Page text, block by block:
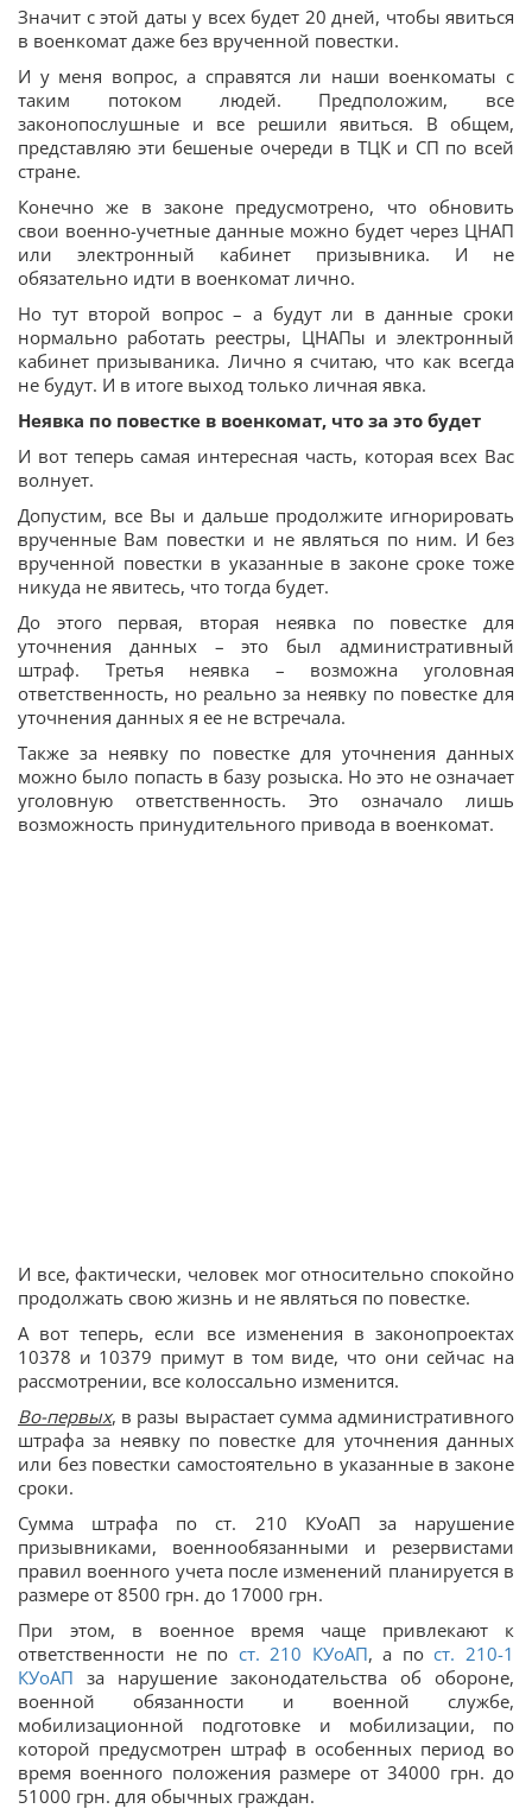
Значит с этой даты у всех будет 20 дней, чтобы явиться
в военкомат даже без врученной повестки.
И у меня вопрос, а справятся ли наши военкоматы с
таким потоком людей. Предположим, все
законопослушные и все решили явиться. В общем,
представляю эти бешеные очереди в ТЦК и СП по всей
стране.
Конечно же в законе предусмотрено, что обновить
свои военно-учетные данные можно будет через ЦНАП
или электронный кабинет призывника. И не
обязательно идти в военкомат лично.
Но тут второй вопрос – а будут ли в данные сроки
нормально работать реестры, ЦНАПы и электронный
кабинет призываника. Лично я считаю, что как всегда
не будут. И в итоге выход только личная явка.
Неявка по повестке в военкомат, что за это будет
И вот теперь самая интересная часть, которая всех Вас
волнует.
Допустим, все Вы и дальше продолжите игнорировать
врученные Вам повестки и не являться по ним. И без
врученной повестки в указанные в законе сроке тоже
никуда не явитесь, что тогда будет.
До этого первая, вторая неявка по повестке для
уточнения данных – это был административный
штраф. Третья неявка – возможна уголовная
ответственность, но реально за неявку по повестке для
уточнения данных я ее не встречала.
Также за неявку по повестке для уточнения данных
можно было попасть в базу розыска. Но это не означает
уголовную ответственность. Это означало лишь
возможность принудительного привода в военкомат.
И все, фактически, человек мог относительно спокойно
продолжать свою жизнь и не являться по повестке.
А вот теперь, если все изменения в законопроектах
10378 и 10379 примут в том виде, что они сейчас на
рассмотрении, все колоссально изменится.
Во-первых, в разы вырастает сумма административного
штрафа за неявку по повестке для уточнения данных
или без повестки самостоятельно в указанные в законе
сроки.
Сумма штрафа по ст. 210 КУоАП за нарушение
призывниками, военнообязанными и резервистами
правил военного учета после изменений планируется в
размере от 8500 грн. до 17000 грн.
При этом, в военное время чаще привлекают к
ответственности не по ст. 210 КУоАП, а пост. 210-1
КУоАП за нарушение законодательства об обороне,
военной обязанности и военной службе,
мобилизационной подготовке и мобилизации, по
которой предусмотрен штраф в особенных период во
время военного положения размере от 34000 грн. до
51000 грн. для обычных граждан.